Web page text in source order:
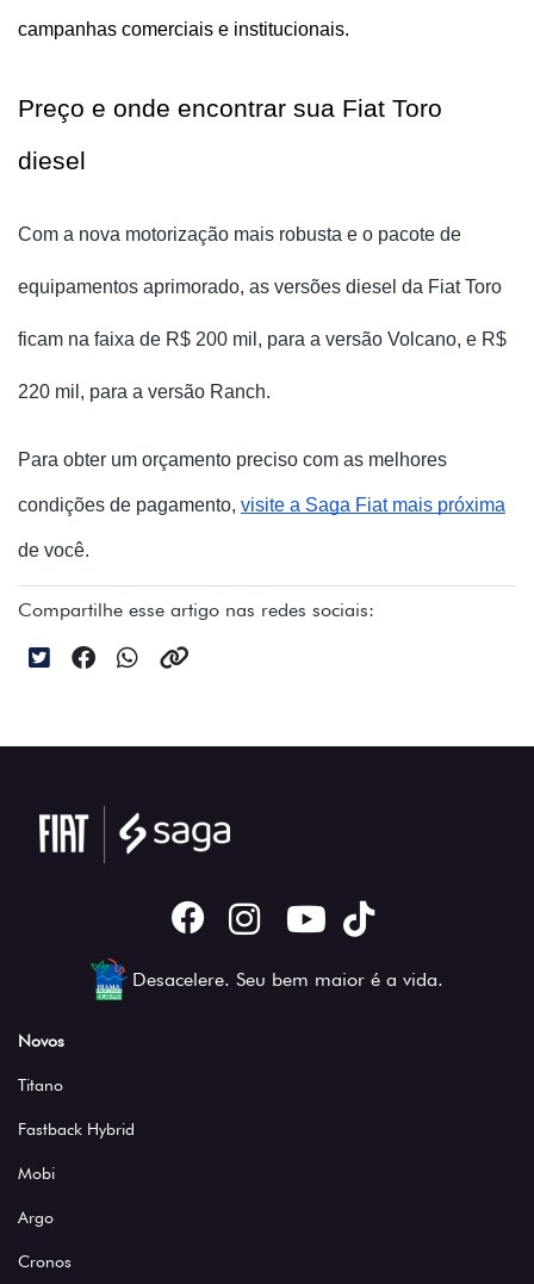
campanhas comerciais e institucionais.
Preço e onde encontrar sua Fiat Toro
diesel
Com a nova motorização mais robusta e o pacote de
equipamentos aprimorado, as versões diesel da Fiat Toro
ficam na faixa de R$ 200 mil, para a versão Volcano, e R$
220 mil, para a versão Ranch.
Para obter um orçamento preciso com as melhores
condições de pagamento, visite a Saga Fiat mais próxima
de você.
Compartilhe esse artigo nas redes sociais:
Desacelere. Seu bem maior é a vida.
Novos
Titano
Fastback Hybrid
Mobi
Argo
Cronos